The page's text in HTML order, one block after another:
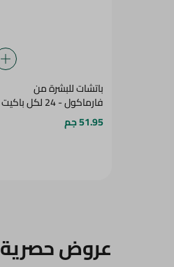
باتشات للبشرة من
فارماكول - 24 لكل باكيت
51.95 جم
عروض حصرية